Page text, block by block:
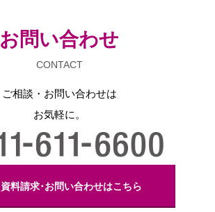
お問い合わせ
CONTACT
ご相談・お問い合わせは
お気軽に。
資料請求･お問い合わせはこちら